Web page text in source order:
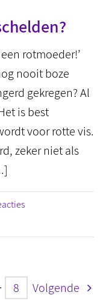
een rotmoeder!’
nooit boze
gekregen? Al
is best
voor rotte vis.
zeker niet als
8 Volgende